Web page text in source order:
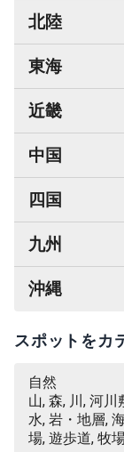
北陸
東海
近畿
中国
四国
九州
沖縄
スポットをカ
自然
山, 森, 川, 河川
水, 岩・地層,
場, 遊歩道, 牧